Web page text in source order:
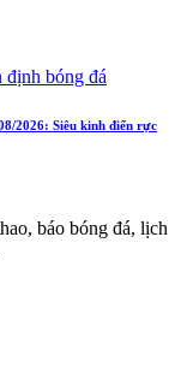
định bóng đá
2026: Siêu kinh điển rực
báo bóng đá, lịch